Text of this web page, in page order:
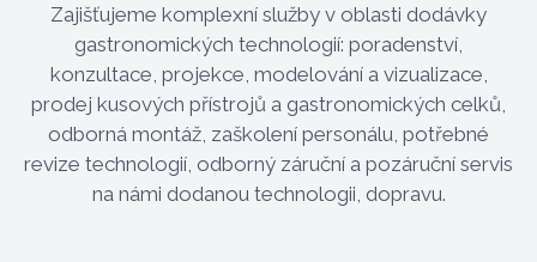
Zajišťujeme komplexní služby v oblasti dodávky
gastronomických technologií: poradenství,
konzultace, projekce, modelování a vizualizace,
prodej kusových přístrojů a gastronomických celků,
odborná montáž, zaškolení personálu, potřebné
revize technologií, odborný záruční a pozáruční servis
na námi dodanou technologii, dopravu.